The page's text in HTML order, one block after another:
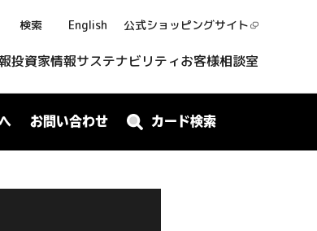
検索 English 公式ショッピングサイト
投資家情報サステナビリティお客様相談室
お問い合わせ カード検索